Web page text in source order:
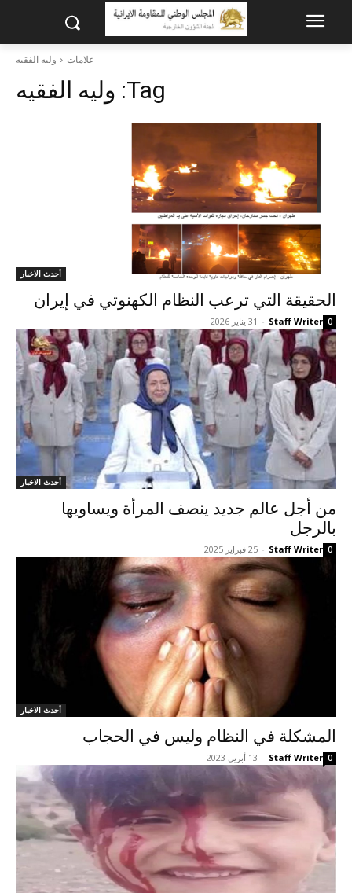
علامات وليه الفقيه
Tag: وليه الفقيه
أحدث الاخبار
الحقيقة التي ترعب النظام الکهنوتي في إيران
Staff Writer
- 31 يناير 2026 0
أحدث الاخبار
من أجل عالم جديد ينصف المرأة ويساويها
بالرجل
Staff Writer
- 25 فبراير 2025 0
أحدث الاخبار
المشکلة في النظام وليس في الحجاب
Staff Writer
- 13 أبريل 2023 0